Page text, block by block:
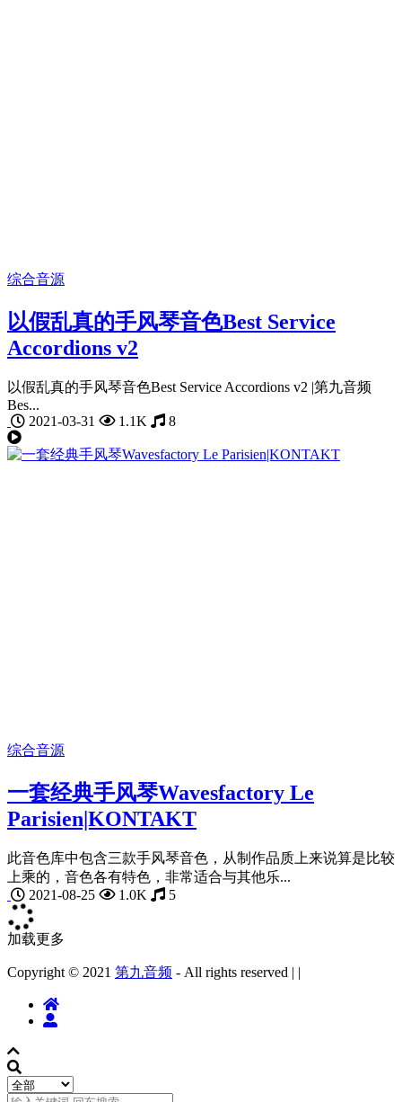
综合音源
以假乱真的手风琴音色Best Service
Accordions v2
以假乱真的手风琴音色Best Service Accordions v2 |第九音频
Bes...
2021-03-31
1.1K 8
综合音源
一套经典手风琴Wavesfactory Le
Parisien|KONTAKT
此音色库中包含三款手风琴音色，从制作品质上来说算是比较
上乘的，音色各有特色，非常适合与其他乐...
2021-08-25
1.0K 5
加载更多
Copyright © 2021 第九音频 - All rights reserved | |